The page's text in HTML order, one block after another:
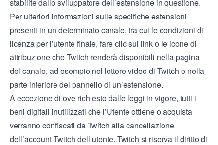
stabilite dallo sviluppatore dell’estensione in questione.
Per ulteriori informazioni sulle specifiche estensioni
presenti in un determinato canale, tra cui le condizioni di
licenza per l’utente finale, fare clic sui link o le icone di
attribuzione che Twitch renderà disponibili nella pagina
del canale, ad esempio nel lettore video di Twitch o nella
parte inferiore del pannello di un’estensione.
A eccezione di ove richiesto dalle leggi in vigore, tutti i
beni digitali inutilizzati che l’Utente ottiene o acquista
verranno confiscati da Twitch alla cancellazione
dell’account Twitch dell’utente. Twitch si riserva il diritto di